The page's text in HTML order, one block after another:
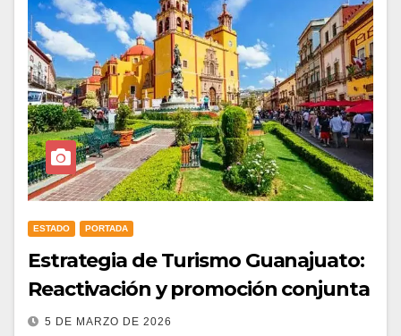
ESTADO PORTADA
Estrategia de Turismo Guanajuato:
Reactivación y promoción conjunta
5 DE MARZO DE 2026